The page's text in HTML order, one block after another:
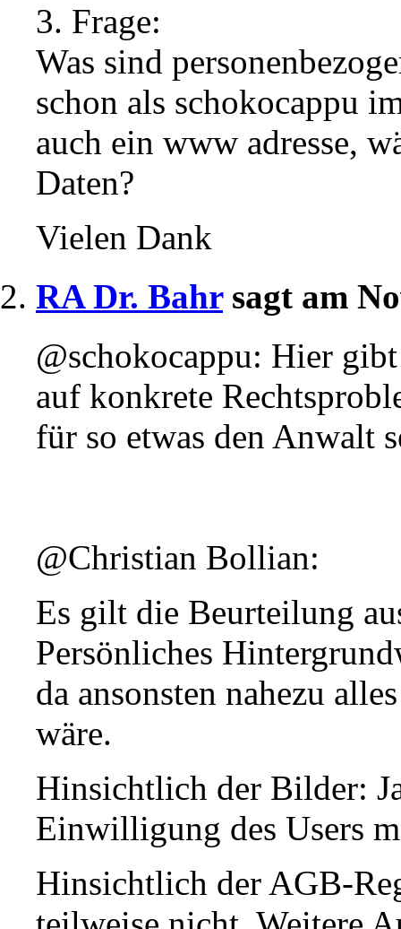
3. Frage:
Was sind
schon als schokocappu
auch ein www adresse,
Daten?
Vielen Dank
RA Dr. Bahrsagt am
@schokocappu: Hier
auf konkrete
für so etwas den Anwalt
@Christian Bollian:
Es gilt die Beurteilung
Persönliches
da ansonsten nahezu
wäre.
Hinsichtlich der Bilder:
Einwilligung des Users
Hinsichtlich der AGB-